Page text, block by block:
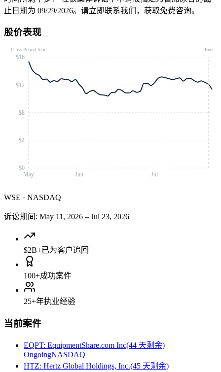
止日期为 09/29/2026。请立即联系我们，获取免费咨询。
股价表现
May Jun Jul
$0
$4
$8
$12
$16
Class Period Start End
WSE · NASDAQ
诉讼期间 : May 11, 2026 – Jul 23, 2026
$2B+已为客户追回
100+成功案件
25+年执业经验
当前案件
EQPT: EquipmentShare.com Inc(44 天剩余)
OngoingNASDAQ
HTZ: Hertz Global Holdings, Inc.(45 天剩余)